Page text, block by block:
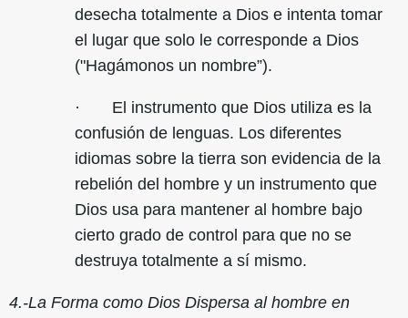
desecha totalmente a Dios e intenta tomar
el lugar que solo le corresponde a Dios
("Hagámonos un nombre”).
· El instrumento que Dios utiliza es la
confusión de lenguas. Los diferentes
idiomas sobre la tierra son evidencia de la
rebelión del hombre y un instrumento que
Dios usa para mantener al hombre bajo
cierto grado de control para que no se
destruya totalmente a sí mismo.
4.-La Forma como Dios Dispersa al hombre en